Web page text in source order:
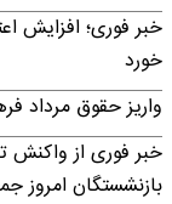
خورد
واریز حقوق مرداد
خبر فوری از واکنش
بازنشستگان امروز جمعه ۱۶ مرداد